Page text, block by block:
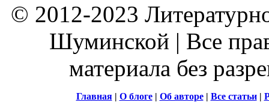
© 2012-2023
Шуминской | Все
материала без
Главная| О блоге| Об авторе| Все статьи|